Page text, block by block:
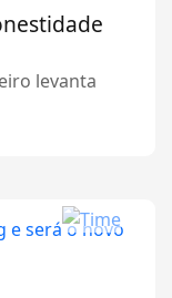
levanta